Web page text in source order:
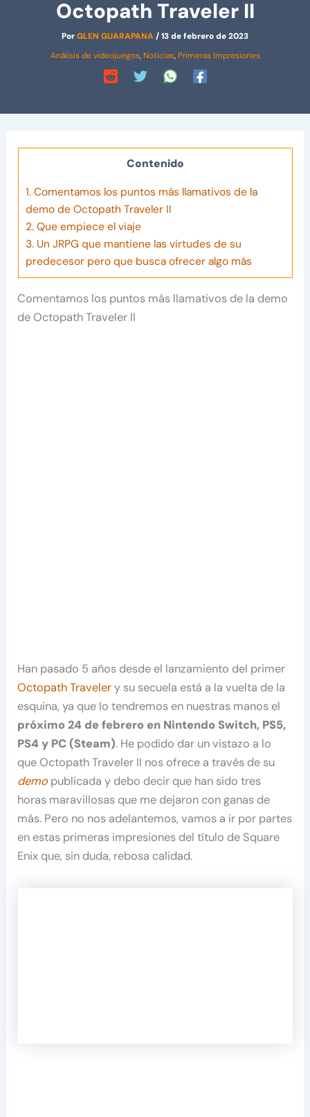
Octopath Traveler II
PorGLEN GUARAPANA/13 de febrero de 2023
Análisis de videojuegos, Noticias, Primeras Impresiones
Contenido
1.Comentamos los puntos más llamativos de la
demo de Octopath Traveler II
2.Que empiece el viaje
3.Un JRPG que mantiene las virtudes de su
predecesor pero que busca ofrecer algo más
Comentamos los puntos más llamativos de la demo
de Octopath Traveler II
Han pasado 5 años desde el lanzamiento del primer
Octopath Travelery su secuela está a la vuelta de la
esquina, ya que lo tendremos en nuestras manos el
próximo 24 de febrero en Nintendo Switch, PS5,
PS4 y PC (Steam). He podido dar un vistazo a lo
que Octopath Traveler II nos ofrece a través de su
demopublicada y debo decir que han sido tres
horas maravillosas que me dejaron con ganas de
más. Pero no nos adelantemos, vamos a ir por partes
en estas primeras impresiones del título de Square
Enix que, sin duda, rebosa calidad.